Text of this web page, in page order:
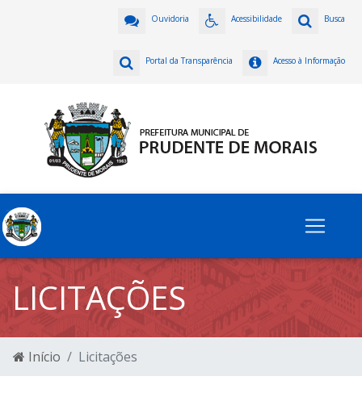
Busca
Acessibilidade
Ouvidoria
Acesso à Informação
Portal da Transparência
LICITAÇÕES
Início Licitações